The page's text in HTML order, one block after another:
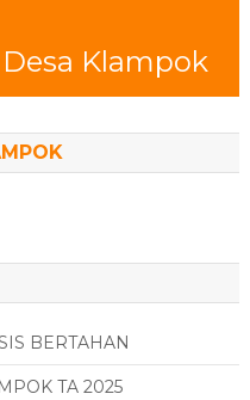
Klampok
BERTAHAN
TA 2025